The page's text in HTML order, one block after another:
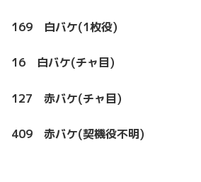
169 白バケ(1枚役)
16 白バケ(チャ目)
127 赤バケ(チャ目)
409 赤バケ(契機役不明)